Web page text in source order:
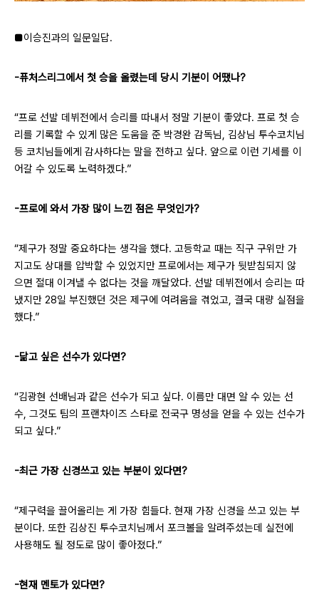
■이승진과의 일문일답.
-퓨처스리그에서 첫 승을 올렸는데 당시 기분이 어땠나?
“프로 선발 데뷔전에서 승리를 따내서 정말 기분이 좋았다. 프로 첫 승
리를 기록할 수 있게 많은 도움을 준 박경완 감독님, 김상님 투수코치님
등 코치님들에게 감사하다는 말을 전하고 싶다. 앞으로 이런 기세를 이
어갈 수 있도록 노력하겠다.”
-프로에 와서 가장 많이 느낀 점은 무엇인가?
“제구가 정말 중요하다는 생각을 했다. 고등학교 때는 직구 구위만 가
지고도 상대를 압박할 수 있었지만 프로에서는 제구가 뒷받침되지 않
으면 절대 이겨낼 수 없다는 것을 깨달았다. 선발 데뷔전에서 승리는 따
냈지만 28일 부진했던 것은 제구에 여려움을 겪었고, 결국 대량 실점을
했다.”
-닮고 싶은 선수가 있다면?
“김광현 선배님과 같은 선수가 되고 싶다. 이름만 대면 알 수 있는 선
수, 그것도 팀의 프랜차이즈 스타로 전국구 명성을 얻을 수 있는 선수가
되고 싶다.”
-최근 가장 신경쓰고 있는 부분이 있다면?
“제구력을 끌어올리는 게 가장 힘들다. 현재 가장 신경을 쓰고 있는 부
분이다. 또한 김상진 투수코치님께서 포크볼을 알려주셨는데 실전에
사용해도 될 정도로 많이 좋아졌다.”
-현재 멘토가 있다면?